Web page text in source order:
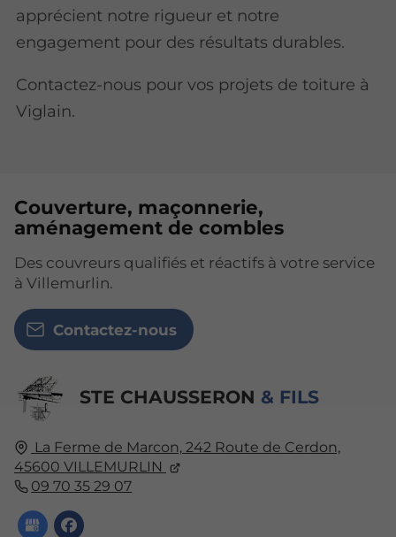
apprécient notre rigueur et notre
engagement pour des résultats durables.
Contactez-nous pour vos projets de toiture à
Viglain.
STE CHAUSSERON & FILS
La Ferme de Marcon, 242 Route de Cerdon,
45600 VILLEMURLIN
09 70 35 29 07
Couverture, maçonnerie,
aménagement de combles
Des couvreurs qualifiés et réactifs à votre service
à Villemurlin.
Contactez-nous